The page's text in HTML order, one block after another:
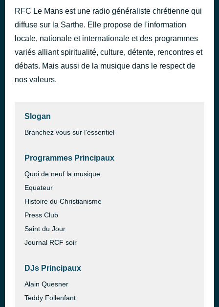
RFC Le Mans est une radio généraliste chrétienne qui
diffuse sur la Sarthe. Elle propose de l'information
locale, nationale et internationale et des programmes
variés alliant spiritualité, culture, détente, rencontres et
débats. Mais aussi de la musique dans le respect de
nos valeurs.
Slogan
Branchez vous sur l'essentiel
Programmes Principaux
Quoi de neuf la musique
Equateur
Histoire du Christianisme
Press Club
Saint du Jour
Journal RCF soir
DJs Principaux
Alain Quesner
Teddy Follenfant